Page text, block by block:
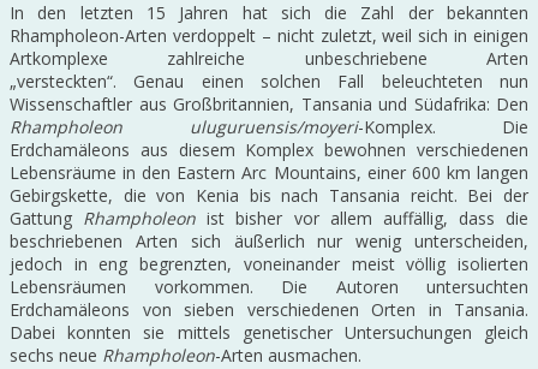
In den letzten 15 Jahren hat sich die Zahl der bekannten
Rhampholeon-Arten verdoppelt – nicht zuletzt, weil sich in einigen
Artkomplexe zahlreiche unbeschriebene Arten
„versteckten“. Genau einen solchen Fall beleuchteten nun
Wissenschaftler aus Großbritannien, Tansania und Südafrika: Den
Rhampholeon uluguruensis/moyeri-Komplex. Die
Erdchamäleons aus diesem Komplex bewohnen verschiedenen
Lebensräume in den Eastern Arc Mountains, einer 600 km langen
Gebirgskette, die von Kenia bis nach Tansania reicht. Bei der
Gattung Rhampholeon ist bisher vor allem auffällig, dass die
beschriebenen Arten sich äußerlich nur wenig unterscheiden,
jedoch in eng begrenzten, voneinander meist völlig isolierten
Lebensräumen vorkommen. Die Autoren untersuchten
Erdchamäleons von sieben verschiedenen Orten in Tansania.
Dabei konnten sie mittels genetischer Untersuchungen gleich
sechs neue Rhampholeon-Arten ausmachen.